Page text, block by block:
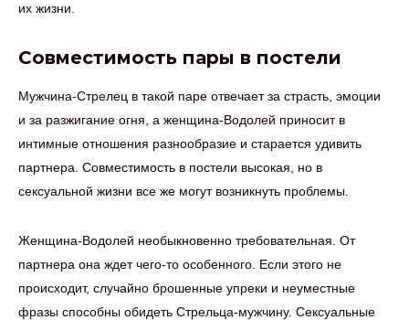
их жизни.
Совместимость пары в постели
Мужчина-Стрелец в такой паре отвечает за страсть, эмоции
и за разжигание огня, а женщина-Водолей приносит в
интимные отношения разнообразие и старается удивить
партнера. Совместимость в постели высокая, но в
сексуальной жизни все же могут возникнуть проблемы.
Женщина-Водолей необыкновенно требовательная. От
партнера она ждет чего-то особенного. Если этого не
происходит, случайно брошенные упреки и неуместные
фразы способны обидеть Стрельца-мужчину. Сексуальные